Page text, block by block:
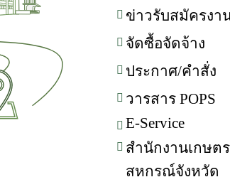
ข่าวรับสมัครงา
จัดซื้อจัดจ้าง
ประกาศ/คำสั่ง
วารสาร POPS
E-Service
สำนักงานเกษต
สหกรณ์จังหวัด